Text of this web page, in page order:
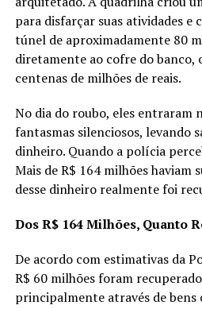
para disfarçar suas atividades e
túnel de aproximadamente 80
diretamente ao cofre do banco,
centenas de milhões de reais.
No dia do roubo, eles entraram
fantasmas silenciosos, levando
dinheiro. Quando a polícia
Mais de R$ 164 milhões haviam
desse dinheiro realmente foi
Dos R$ 164 Milhões, Quanto
De acordo com estimativas da
R$ 60 milhões foram
principalmente através de bens